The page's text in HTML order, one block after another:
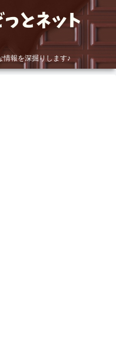
情報を深掘りします♪